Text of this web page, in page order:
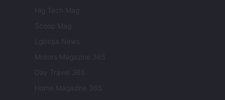
Hig Tech Mag
Scoop Mag
Lgbtqia News
Motors Magazine 365
Day Travel 365
Home Magazine 365